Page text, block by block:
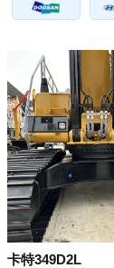
卡特349D2L